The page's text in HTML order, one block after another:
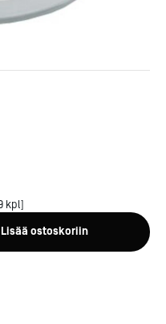
kpl]
Lisää ostoskoriin